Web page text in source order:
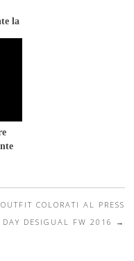
la
COLORATI AL PRESS
DAY DESIGUAL FW 2016
→